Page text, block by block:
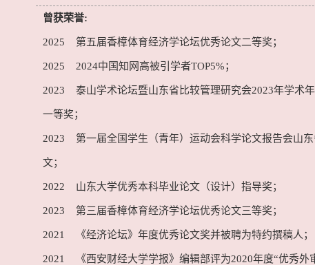
曾获荣誉:
2025 第五届香樟体育经济学论坛优秀论文二等奖；
2025 2024中国知网高被引学者TOP5%；
2023 泰山学术论坛暨山东省比较管理研究会2023年学术
一等奖；
2023 第一届全国学生（青年）运动会科学论文报告会山
文；
2022 山东大学优秀本科毕业论文（设计）指导奖；
2023 第三届香樟体育经济学论坛优秀论文三等奖；
2021 《经济论坛》年度优秀论文奖并被聘为特约撰稿人；
2021 《西安财经大学学报》编辑部评为2020年度“优秀外